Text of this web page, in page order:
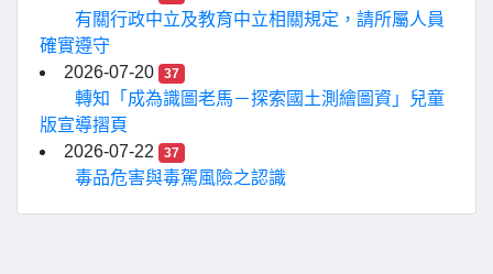
有關行政中立及教育中立相關規定，請所屬人員
確實遵守
2026-07-20
37
轉知「成為識圖老馬－探索國土測繪圖資」兒童
版宣導摺頁
2026-07-22
37
毒品危害與毒駕風險之認識